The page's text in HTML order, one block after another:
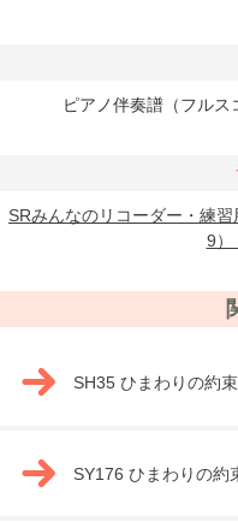
ピアノ伴奏譜（フル
SRみんなのリコーダー・練
9）
SH35 ひまわりの約束
SY176 ひまわりの約